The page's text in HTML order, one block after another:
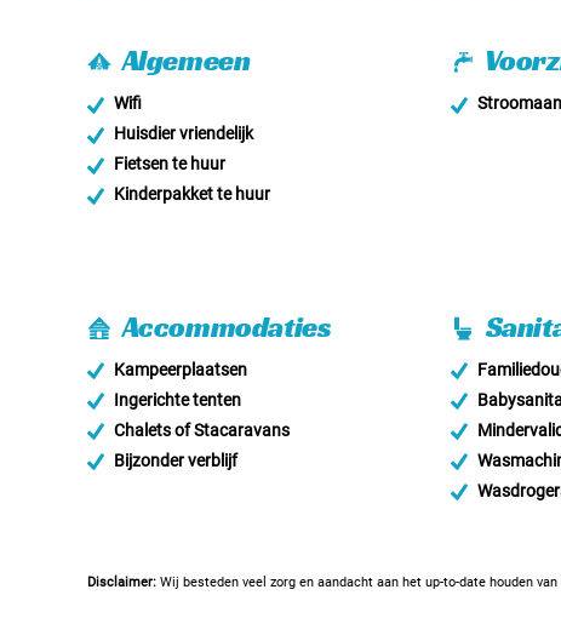
Algemeen
Wifi
Huisdier vriendelijk
Fietsen te huur
Kinderpakket te huur
Accommodaties
Kampeerplaatsen
Ingerichte tenten
Chalets of Stacaravans
Bijzonder verblijf
Disclaimer: Wij besteden veel zorg en aandacht aan het up-to-date houden